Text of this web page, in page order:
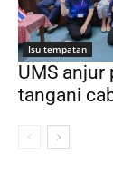
Isu tempatan
UMS anjur
tangani